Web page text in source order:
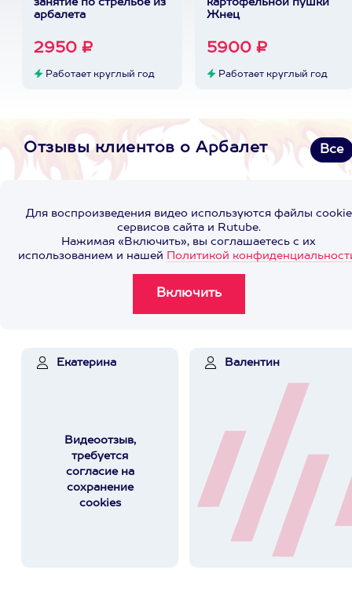
занятие по стрельбе из
арбалета
2950 ₽
Работает круглый год
картофельной пушки
Жнец
5900 ₽
Работает круглый год
Отзывы клиентов о Арбалет Все
Для воспроизведения видео используются файлы cookie
сервисов сайта и Rutube.
Нажимая «Включить», вы соглашаетесь с их
использованием и нашей Политикой
Екатерина
Видеоотзыв,
требуется
согласие на
сохранение
cookies
Валентин